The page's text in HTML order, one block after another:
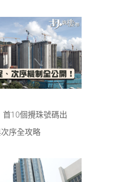
首10個攪珠號碼出
序全攻略